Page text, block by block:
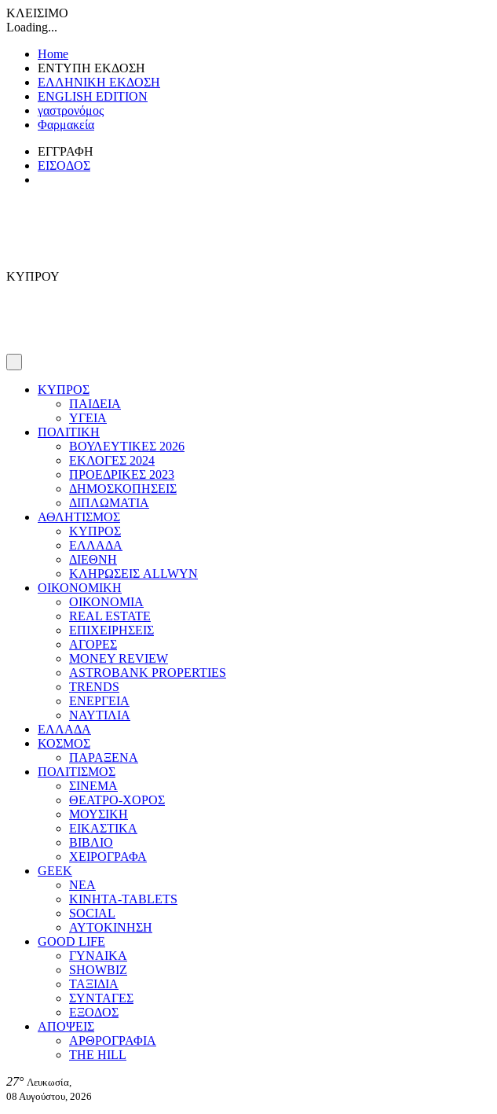
ΚΛΕΙΣΙΜΟ
Loading...
Home
ΕΝΤΥΠΗ ΕΚΔΟΣΗ
ΕΛΛΗΝΙΚΗ ΕΚΔΟΣΗ
ENGLISH EDITION
γαστρονόμος
Φαρμακεία
ΕΓΓΡΑΦΗ
ΕΙΣΟΔΟΣ
ΚΥΠΡΟΥ
ΚΥΠΡΟΣ
ΠΑΙΔΕΙΑ
ΥΓΕΙΑ
ΠΟΛΙΤΙΚΗ
ΒΟΥΛΕΥΤΙΚΕΣ 2026
ΕΚΛΟΓΕΣ 2024
ΠΡΟΕΔΡΙΚΕΣ 2023
ΔΗΜΟΣΚΟΠΗΣΕΙΣ
ΔΙΠΛΩΜΑΤΙΑ
ΑΘΛΗΤΙΣΜΟΣ
ΚΥΠΡΟΣ
ΕΛΛΑΔΑ
ΔΙΕΘΝΗ
ΚΛΗΡΩΣΕΙΣ ALLWYN
ΟΙΚΟΝΟΜΙΚΗ
ΟΙΚΟΝΟΜΙΑ
REAL ESTATE
ΕΠΙΧΕΙΡΗΣΕΙΣ
ΑΓΟΡΕΣ
MONEY REVIEW
ASTROBANK PROPERTIES
TRENDS
ΕΝΕΡΓΕΙΑ
ΝΑΥΤΙΛΙΑ
ΕΛΛΑΔΑ
ΚΟΣΜΟΣ
ΠΑΡΑΞΕΝΑ
ΠΟΛΙΤΙΣΜΟΣ
ΣΙΝΕΜΑ
ΘΕΑΤΡΟ-ΧΟΡΟΣ
ΜΟΥΣΙΚΗ
ΕΙΚΑΣΤΙΚΑ
ΒΙΒΛΙΟ
ΧΕΙΡΟΓΡΑΦΑ
GEEK
ΝΕΑ
ΚΙΝΗΤΑ-TABLETS
SOCIAL
ΑΥΤΟΚΙΝΗΣΗ
GOOD LIFE
ΓΥΝΑΙΚΑ
SHOWBIZ
ΤΑΞΙΔΙΑ
ΣΥΝΤΑΓΕΣ
ΕΞΟΔΟΣ
ΑΠΟΨΕΙΣ
ΑΡΘΡΟΓΡΑΦΙΑ
THE HILL
27° Λευκωσία,
08 Αυγούστου, 2026